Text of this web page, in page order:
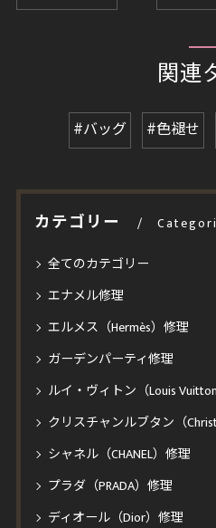
関連
#バッグ #色褪せ
カテゴリー
全てのカテゴリー
エナメル修理
エルメス（Hermès）修理
ガーデンパーティ修理
ルイ・ヴィトン（Louis
クリスチャンルブタン（
シャネル（CHANEL）修理
プラダ（PRADA）修理
ディオール（Dior）修理